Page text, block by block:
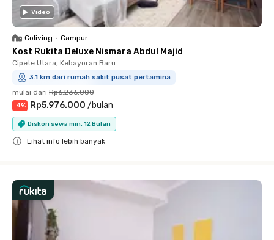
Video
Coliving • Campur
Kost Rukita Deluxe Nismara Abdul Majid
Cipete Utara, Kebayoran Baru
3.1 km dari rumah sakit pusat pertamina
mulai dari Rp6.236.000
-4% Rp5.976.000 /bulan
Diskon sewa min. 12 Bulan
Lihat info lebih banyak